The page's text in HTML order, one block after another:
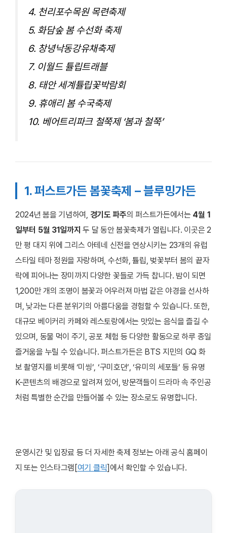
4. 천리포수목원 목련축제
5. 화담숲 봄 수선화 축제
6. 창녕낙동강유채축제
7. 이월드 튤립트래블
8. 태안 세계튤립꽃박람회
9. 휴애리 봄 수국축제
10. 베어트리파크 철쭉제 ‘봄과 철쭉’
1. 퍼스트가든 봄꽃축제 – 블루밍가든
2024년 봄을 기념하여, 경기도 파주의 퍼스트가든에서는 4월 1
일부터 5월 31일까지 두 달 동안 봄꽃축제가 열립니다. 이곳은 2
만 평 대지 위에 그리스 아테네 신전을 연상시키는 23개의 유럽
스타일 테마 정원을 자랑하며, 수선화, 튤립, 벚꽃부터 봄의 끝자
락에 피어나는 장미까지 다양한 꽃들로 가득 찹니다. 밤이 되면
1,200만 개의 조명이 봄꽃과 어우러져 마법 같은 야경을 선사하
며, 낮과는 다른 분위기의 아름다움을 경험할 수 있습니다. 또한,
대규모 베이커리 카페와 레스토랑에서는 맛있는 음식을 즐길 수
있으며, 동물 먹이 주기, 공포 체험 등 다양한 활동으로 하루 종일
즐거움을 누릴 수 있습니다. 퍼스트가든은 BTS 지민의 GQ 화
보 촬영지를 비롯해 ‘미씽’, ‘구미호뎐’, ‘유미의 세포들’ 등 유명
K-콘텐츠의 배경으로 알려져 있어, 방문객들이 드라마 속 주인공
처럼 특별한 순간을 만들어볼 수 있는 장소로도 유명합니다.
운영시간 및 입장료 등 더 자세한 축제 정보는 아래 공식 홈페이
지 또는 인스타그램[여기 클릭]에서 확인할 수 있습니다.